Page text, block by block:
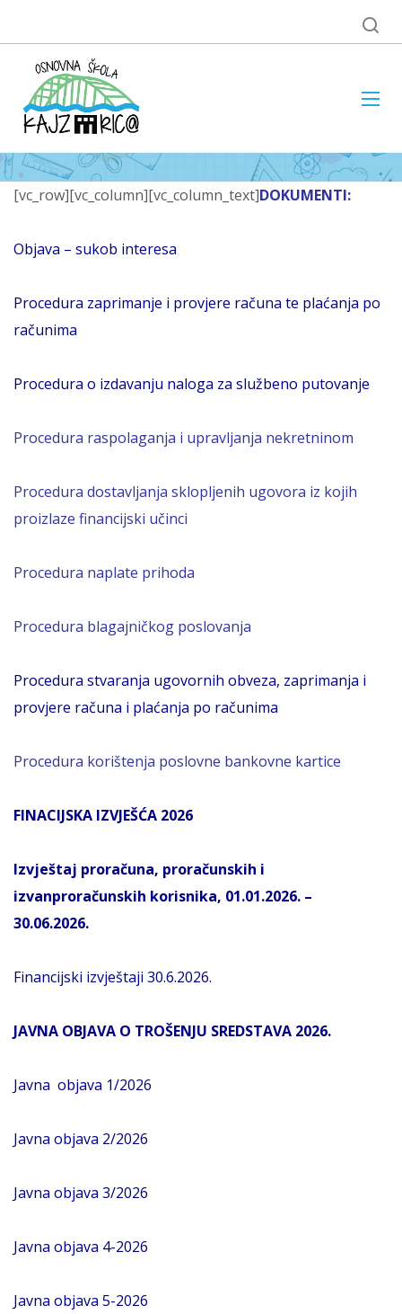
[vc_row][vc_column][vc_column_text]DOKUMENTI:
Objava – sukob interesa
Procedura zaprimanje i provjere računa te plaćanja po
računima
Procedura o izdavanju naloga za službeno putovanje
Procedura raspolaganja i upravljanja nekretninom
Procedura dostavljanja sklopljenih ugovora iz kojih
proizlaze financijski učinci
Procedura naplate prihoda
Procedura blagajničkog poslovanja
Procedura stvaranja ugovornih obveza, zaprimanja i
provjere računa i plaćanja po računima
Procedura korištenja poslovne bankovne kartice
FINACIJSKA IZVJEŠĆA 2026
Izvještaj proračuna, proračunskih i
izvanproračunskih korisnika, 01.01.2026. –
30.06.2026.
Financijski izvještaji 30.6.2026.
JAVNA OBJAVA O TROŠENJU SREDSTAVA 2026.
Javna objava 1/2026
Javna objava 2/2026
Javna objava 3/2026
Javna objava 4-2026
Javna objava 5-2026